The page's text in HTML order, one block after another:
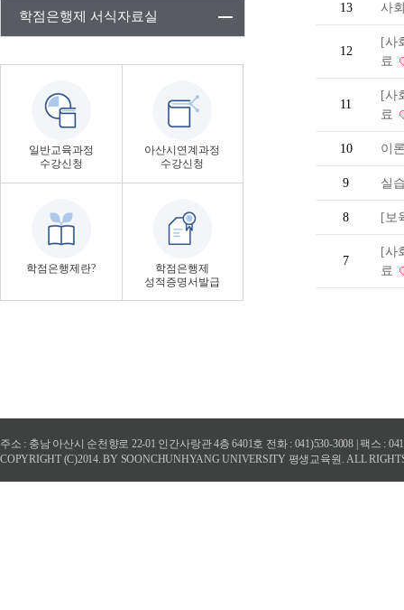
학점은행제 서식자료실
일반교육과정
수강신청
아산시연계과정
수강신청
학점은행제란?
학점은행제
성적증명서발급
13 사
12
[사
료
11
[사
료
10 이
9 실
8 [보
7
[사
료
주소 : 충남 아산시 순천향로 22-01 인간사랑관 4층 6401호 전화 : 041)530-3008 | 팩스 :
COPYRIGHT (C)2014. BY SOONCHUNHYANG UNIVERSITY 평생교육원. ALL